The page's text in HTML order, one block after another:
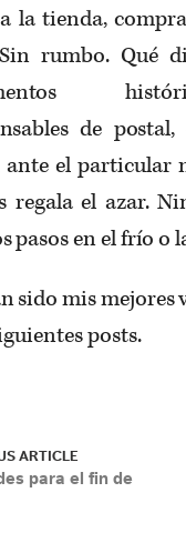
la tienda,
rumbo. Qué
de
el particular
regala el azar.
pasos en el frío o
sido mis mejores
posts.
ARTICLE
para el fin de